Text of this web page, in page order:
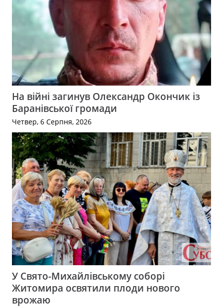
На війні загинув Олександр Окончик із
Баранівської громади
Четвер, 6 Серпня, 2026
У Свято-Михайлівському соборі
Житомира освятили плоди нового
врожаю